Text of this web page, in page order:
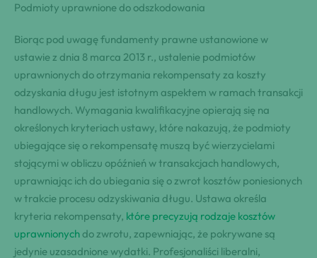
Podmioty uprawnione do odszkodowania
Biorąc pod uwagę fundamenty prawne ustanowione w
ustawie z dnia 8 marca 2013 r., ustalenie podmiotów
uprawnionych do otrzymania rekompensaty za koszty
odzyskania długu jest istotnym aspektem w ramach transakcji
handlowych. Wymagania kwalifikacyjne opierają się na
określonych kryteriach ustawy, które nakazują, że podmioty
ubiegające się o rekompensatę muszą być wierzycielami
stojącymi w obliczu opóźnień w transakcjach handlowych,
uprawniając ich do ubiegania się o zwrot kosztów poniesionych
w trakcie procesu odzyskiwania długu. Ustawa określa
kryteria rekompensaty, które precyzują rodzaje kosztów
uprawnionych do zwrotu, zapewniając, że pokrywane są
jedynie uzasadnione wydatki. Profesjonaliści liberalni,